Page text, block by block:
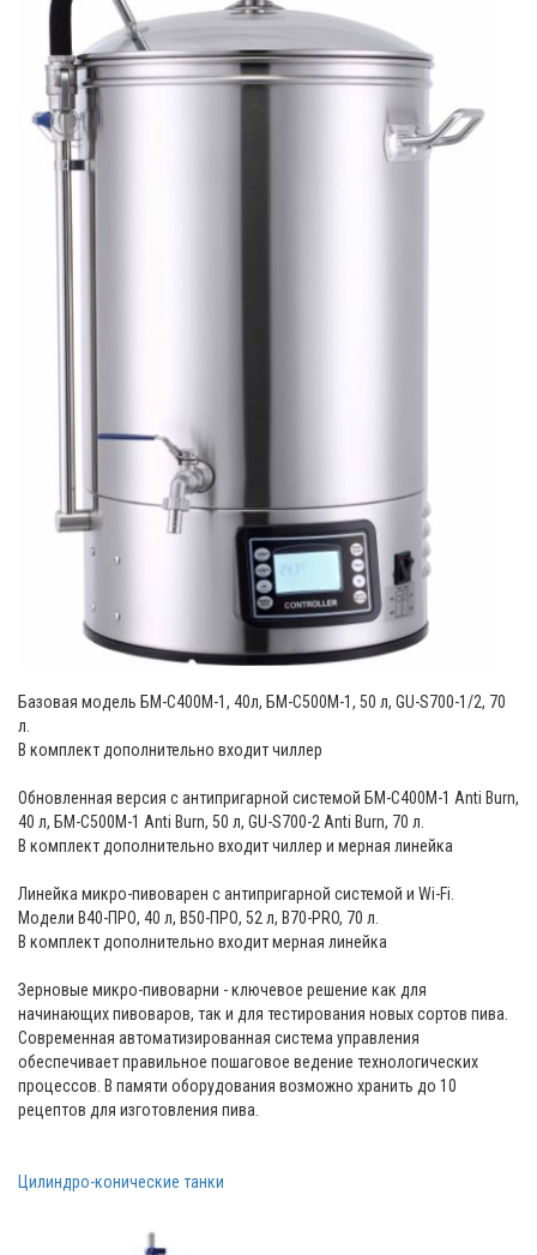
Базовая модель БМ-С400М-1, 40л, БМ-С500М-1, 50 л, GU-S700-1/2, 70
л.
В комплект дополнительно входит чиллер
Обновленная версия с антипригарной системой БМ-С400М-1 Anti Burn,
40 л, БМ-С500М-1 Anti Burn, 50 л, GU-S700-2 Anti Burn, 70 л.
В комплект дополнительно входит чиллер и мерная линейка
Линейка микро-пивоварен с антипригарной системой и Wi-Fi.
Модели В40-ПРО, 40 л, В50-ПРО, 52 л, B70-PRO, 70 л.
В комплект дополнительно входит мерная линейка
Зерновые микро-пивоварни - ключевое решение как для
начинающих пивоваров, так и для тестирования новых сортов пива.
Современная автоматизированная система управления
обеспечивает правильное пошаговое ведение технологических
процессов. В памяти оборудования возможно хранить до 10
рецептов для изготовления пива.
Цилиндро-конические танки